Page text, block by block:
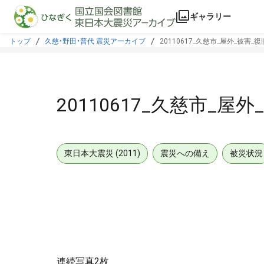
本文に飛ぶ
ギャラリー
トップ 久慈・野田・普代 震災アーカイブ 20110617_久慈市_屋外_被害_復
20110617_久慈市_屋外
東日本大震災 (2011) 震災への備え 被災状況
連続写真2枚